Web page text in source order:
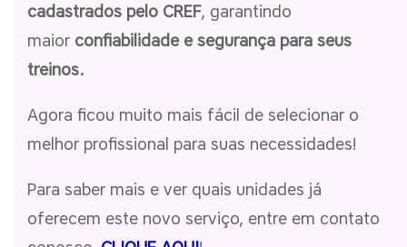
cadastrados pelo CREF, garantindo
maior confiabilidade e segurança para seus
treinos.
Agora ficou muito mais fácil de selecionar o
melhor profissional para suas necessidades!
Para saber mais e ver quais unidades já
oferecem este novo serviço, entre em contato